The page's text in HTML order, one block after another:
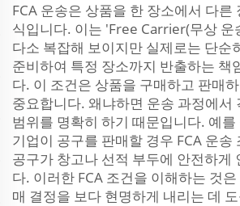
FCA 운송은 상품을 한 장소에서 다른
식입니다. 이는 'Free Carrier(무상 운
다소 복잡해 보이지만 실제로는 단순
준비하여 특정 장소까지 반출하는 책
다. 이 조건은 상품을 구매하고 판매
중요합니다. 왜냐하면 운송 과정에서
범위를 명확히 하기 때문입니다. 예를
기업이 공구를 판매할 경우 FCA 운송
공구가 창고나 선적 부두에 안전하게
다. 이러한 FCA 조건을 이해하는 것
매 결정을 보다 현명하게 내리는 데